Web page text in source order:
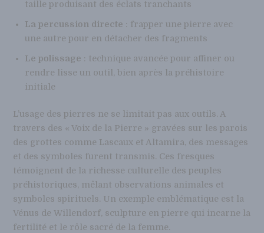
taille produisant des éclats tranchants
La percussion directe : frapper une pierre avec
une autre pour en détacher des fragments
Le polissage : technique avancée pour affiner ou
rendre lisse un outil, bien après la préhistoire
initiale
L’usage des pierres ne se limitait pas aux outils. A
travers des « Voix de la Pierre » gravées sur les parois
des grottes comme Lascaux et Altamira, des messages
et des symboles furent transmis. Ces fresques
témoignent de la richesse culturelle des peuples
préhistoriques, mêlant observations animales et
symboles spirituels. Un exemple emblématique est la
Vénus de Willendorf, sculpture en pierre qui incarne la
fertilité et le rôle sacré de la femme.